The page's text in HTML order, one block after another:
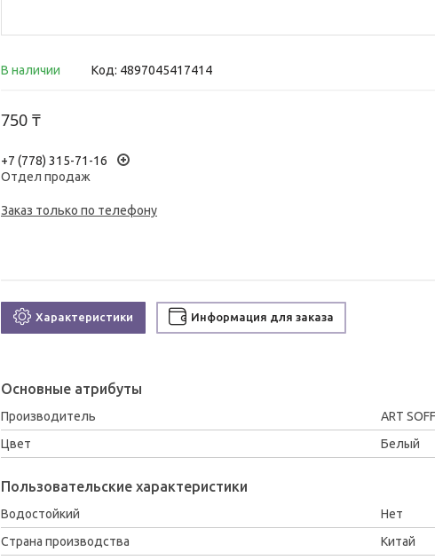
В наличии Код: 4897045417414
750 ₸
+7 (778) 315-71-16
Отдел продаж
Заказ только по телефону
Характеристики Информация для заказа
Основные атрибуты
Производитель
ART
Цвет
Белый
Пользовательские характеристики
Водостойкий
Нет
Страна производства
Китай